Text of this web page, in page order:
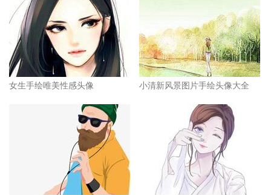
女生手绘唯美性感头像 小清新风景图片手绘头像大全